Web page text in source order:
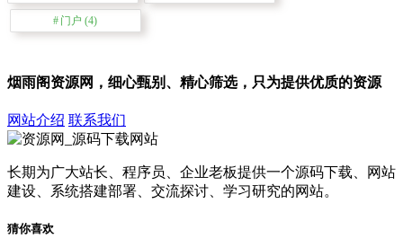
门户 (4)
烟雨阁资源网，细心甄别、精心筛选，只为提供优质的资源
网站介绍 联系我们
长期为广大站长、程序员、企业老板提供一个源码下载、网站
建设、系统搭建部署、交流探讨、学习研究的网站。
猜你喜欢